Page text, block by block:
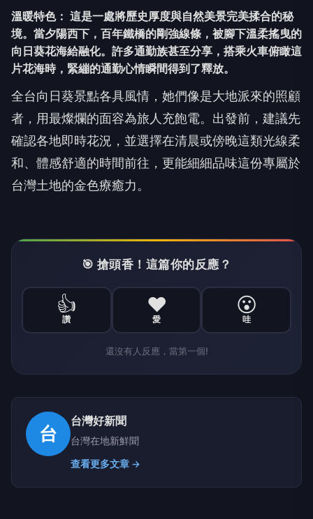
溫暖特色： 這是一處將歷史厚度與自然美景完美揉合的秘
境。當夕陽西下，百年鐵橋的剛強線條，被腳下溫柔搖曳的
向日葵花海給融化。許多通勤族甚至分享，搭乘火車俯瞰這
片花海時，緊繃的通勤心情瞬間得到了釋放。
全台向日葵景點各具風情，她們像是大地派來的照顧
者，用最燦爛的面容為旅人充飽電。出發前，建議先
確認各地即時花況，並選擇在清晨或傍晚這類光線柔
和、體感舒適的時間前往，更能細細品味這份專屬於
台灣土地的金色療癒力。
🎯 搶頭香！這篇你的反應？
👍
讚
❤️
愛
😮
哇
還沒有人反應，當第一個!
台
台灣好新聞
台灣在地新鮮聞
查看更多文章 →